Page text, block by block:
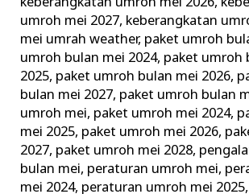
umroh mei 2027, keberangkatan
mei umrah weather, paket umroh
umroh bulan mei 2024, paket umroh
2025, paket umroh bulan mei 2026,
bulan mei 2027, paket umroh bulan
umroh mei, paket umroh mei 2024,
mei 2025, paket umroh mei 2026,
2027, paket umroh mei 2028,
bulan mei, peraturan umroh mei,
mei 2024, peraturan umroh mei 2025,